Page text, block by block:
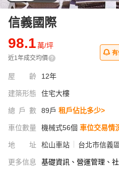
信義國際
98.1萬/坪
近1年成交均價
屋齡 12年
建築形態 住宅大樓
總戶數 89戶 租戶佔比多少>
車位數量 機械式56個 車位交易情
地址 松山車站 台北市信義
更多信息 基礎資訊、營運管理、